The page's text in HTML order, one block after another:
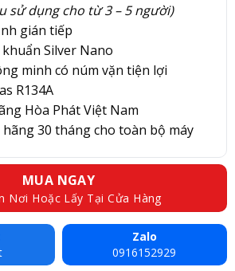
sử dụng cho từ 3 – 5 người)
gián tiếp
Silver Nano
minh có núm vặn tiện lợi
R134A
Hòa Phát Việt Nam
hãng 30 tháng cho toàn bộ máy
MUA NGAY
Nơi Hoặc Lấy Tại Cửa Hàng
Zalo
0916152929